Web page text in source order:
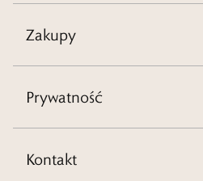
Zakupy
Prywatność
Kontakt